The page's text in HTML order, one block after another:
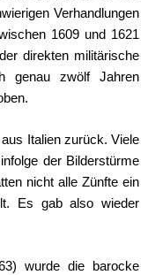
Verhandlungen
1609 und 1621
direkten militärische
genau zwölf Jahren
Italien zurück. Viele
der Bilderstürme
nicht alle Zünfte ein
Es gab also wieder
wurde die barocke